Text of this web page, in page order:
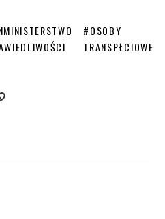
TAGU WPISÓWSTRONA TAGU
#OSOBY
TRANSPŁCIOWE
na Facebook. Strona otwiera się
artykuł na Twitter. Strona otwiera
artykuł na Linkedin. Strona